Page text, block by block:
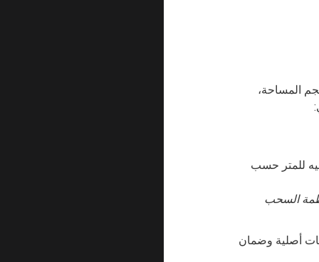
المساحة،
لـ 18,000 جنيه للمتر حسب
السحب
أصلية وضمان